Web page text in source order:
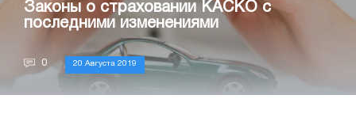
Законы о страховании КАСКО с
последними изменениями
0 20 Августа 2019